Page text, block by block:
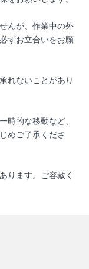
んが、作業中の外
ずお立合いをお願
れないことがあり
時的な移動など、
めご了承くださ
ります。ご容赦く